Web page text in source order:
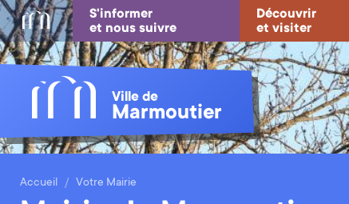
S'informer
et nous suivre
Découvrir
et visiter
Ville de
Marmoutier
Accueil Votre Mairie